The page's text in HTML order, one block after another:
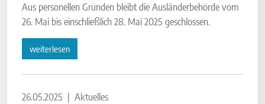
Aus personellen Gründen bleibt die Ausländerbehörde vom
26. Mai bis einschließlich 28. Mai 2025 geschlossen.
weiterlesen
26.05.2025 Aktuelles